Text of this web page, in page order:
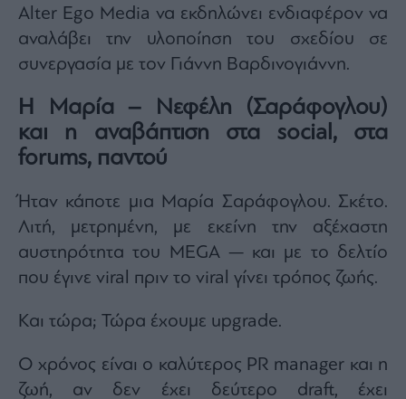
Alter Ego Media να εκδηλώνει ενδιαφέρον να
αναλάβει την υλοποίηση του σχεδίου σε
συνεργασία με τον Γιάννη Βαρδινογιάννη.​
Η Μαρία – Νεφέλη (Σαράφογλου)
και η αναβάπτιση στα social, στα
forums, παντού
Ήταν κάποτε μια Μαρία Σαράφογλου. Σκέτο.
Λιτή, μετρημένη, με εκείνη την αξέχαστη
αυστηρότητα του MEGA — και με το δελτίο
που έγινε viral πριν το viral γίνει τρόπος ζωής.
Και τώρα; Τώρα έχουμε upgrade.
Ο χρόνος είναι ο καλύτερος PR manager και η
ζωή, αν δεν έχει δεύτερο draft, έχει